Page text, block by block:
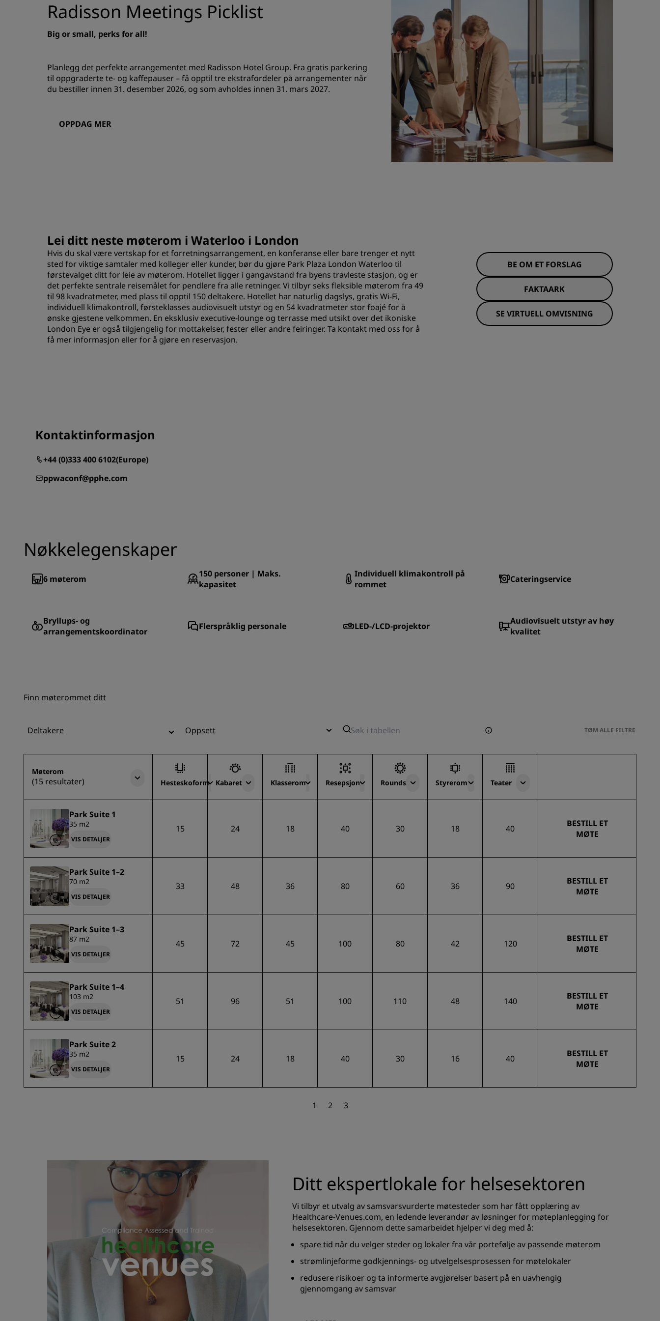
Radisson Meetings Picklist
Big or small, perks for all!
Planlegg det perfekte arrangementet med Radisson Hotel Group. Fra gratis parkering
til oppgraderte te- og kaffepauser – få opptil tre ekstrafordeler på arrangementer når
du bestiller innen 31. desember 2026, og som avholdes innen 31. mars 2027.
OPPDAG MER
Lei ditt neste møterom i Waterloo i London
Hvis du skal være vertskap for et forretningsarrangement, en konferanse eller bare trenger et nytt
sted for viktige samtaler med kolleger eller kunder, bør du gjøre Park Plaza London Waterloo til
førstevalget ditt for leie av møterom. Hotellet ligger i gangavstand fra byens travleste stasjon, og er
det perfekte sentrale reisemålet for pendlere fra alle retninger. Vi tilbyr seks fleksible møterom fra 49
til 98 kvadratmeter, med plass til opptil 150 deltakere. Hotellet har naturlig dagslys, gratis Wi-Fi,
individuell klimakontroll, førsteklasses audiovisuelt utstyr og en 54 kvadratmeter stor foajé for å
ønske gjestene velkommen. En eksklusiv executive-lounge og terrasse med utsikt over det ikoniske
London Eye er også tilgjengelig for mottakelser, fester eller andre feiringer. Ta kontakt med oss for å
få mer informasjon eller for å gjøre en reservasjon.
BE OM ET FORSLAG
FAKTAARK
SE VIRTUELL OMVISNING
Kontaktinformasjon
+44 (0)333 400 6102(Europe)
ppwaconf@pphe.com
Nøkkelegenskaper
6 møterom 150 personer | Maks.
kapasitet
Individuell klimakontroll på
rommet
Cateringservice
Bryllups- og
arrangementskoordinator
Flerspråklig personale LED-/LCD-projektor
Audiovisuelt utstyr av høy
kvalitet
Finn møterommet ditt
Deltakere Oppsett TØM ALLE FILTRE
Møterom
(15 resultater) Hesteskoform Kabaret Klasserom Resepsjon Rounds Styrerom Teater
Park Suite 1
35 m2
VIS DETALJER
15 24 18 40 30 18 40
BESTILL ET
MØTE
Park Suite 1–2
70 m2
VIS DETALJER
33 48 36 80 60 36 90
BESTILL ET
MØTE
Park Suite 1–3
87 m2
VIS DETALJER
45 72 45 100 80 42 120
BESTILL ET
MØTE
Park Suite 1–4
103 m2
VIS DETALJER
51 96 51 100 110 48 140
BESTILL ET
MØTE
Park Suite 2
35 m2
VIS DETALJER
15 24 18 40 30 16 40
BESTILL ET
MØTE
1 2 3
Ditt ekspertlokale for helsesektoren
Vi tilbyr et utvalg av samsvarsvurderte møtesteder som har fått opplæring av
Healthcare-Venues.com, en ledende leverandør av løsninger for møteplanlegging for
helsesektoren. Gjennom dette samarbeidet hjelper vi deg med å:
spare tid når du velger steder og lokaler fra vår portefølje av passende møterom
strømlinjeforme godkjennings- og utvelgelsesprosessen for møtelokaler
redusere risikoer og ta informerte avgjørelser basert på en uavhengig
gjennomgang av samsvar